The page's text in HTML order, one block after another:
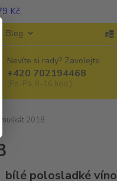
Kč.
Blog
Nevíte si rady? Zavolejte.
+420 702194468
(Po-Pá, 8-16 hod.)
2018
bílé polosladké víno